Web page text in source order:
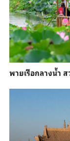
พายเรือกลางน้ำ